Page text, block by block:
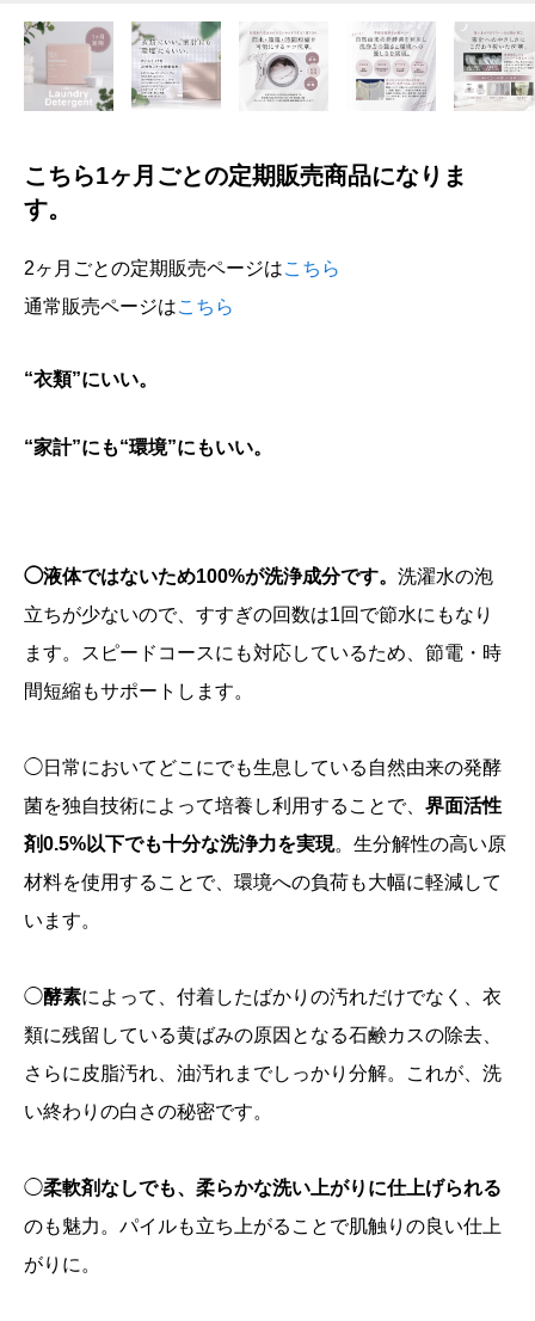
こちら1ヶ月ごとの定期販売商品になりま
す。
2ヶ月ごとの定期販売ページはこちら
通常販売ページはこちら
“衣類”にいい。
“家計”にも“環境”にもいい。
◯液体ではないため100%が洗浄成分です。 洗濯水の泡
立ちが少ないので、すすぎの回数は1回で節水にもなり
ます。スピードコースにも対応しているため、節電・時
間短縮もサポートします。
◯日常においてどこにでも生息している自然由来の発酵
菌を独自技術によって培養し利用することで、 界面活性
剤0.5%以下でも十分な洗浄力を実現。生分解性の高い原
材料を使用することで、環境への負荷も大幅に軽減して
います。
◯酵素によって、付着したばかりの汚れだけでなく、衣
類に残留している黄ばみの原因となる石鹸カスの除去、
さらに皮脂汚れ、油汚れまでしっかり分解。これが、洗
い終わりの白さの秘密です。
◯柔軟剤なしでも、柔らかな洗い上がりに仕上げられる
のも魅力。パイルも立ち上がることで肌触りの良い仕上
がりに。